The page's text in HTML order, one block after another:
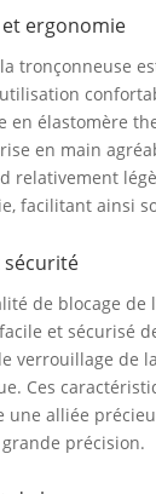
une
des
cette
cette
ergonomie
tronçonneuse
en élastomère
en main
relativement
facilitant ainsi
sécurité
de blocage de
et sécurisé
verrouillage de
Ces
une alliée
précision.